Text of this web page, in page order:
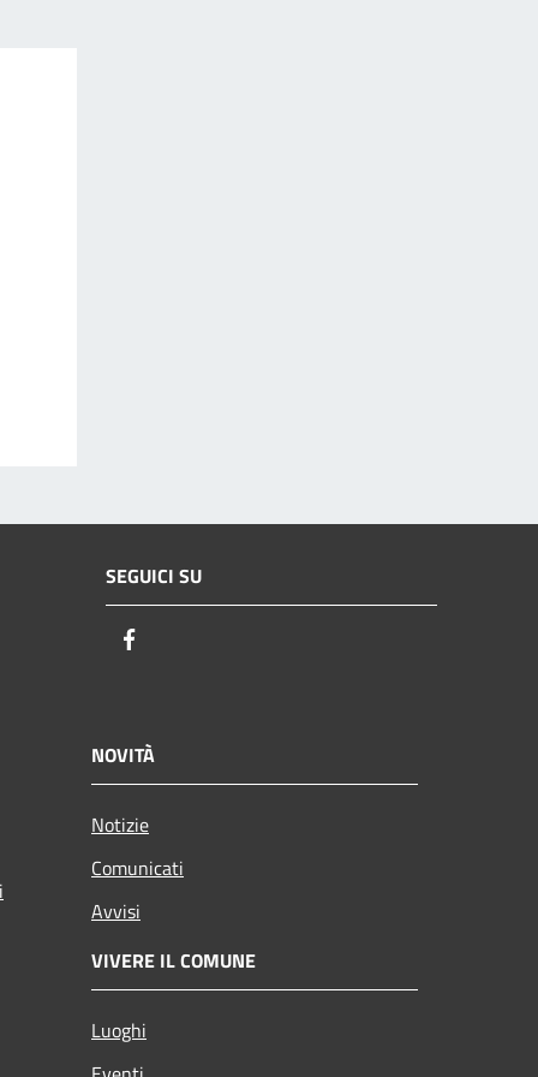
SEGUICI SU
NOVITÀ
Notizie
Comunicati
Avvisi
VIVERE IL COMUNE
Luoghi